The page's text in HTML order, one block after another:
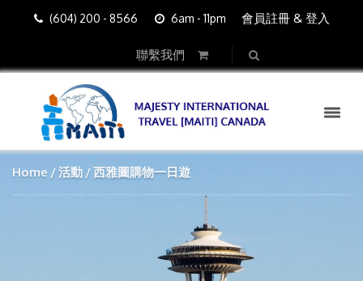
(604) 200 - 8566 6am - 11pm 會員註冊 & 登入
聯繫我們
Home 活動 西雅圖購物一日遊